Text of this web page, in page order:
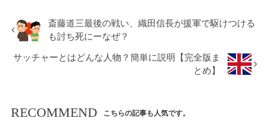
斎藤道三最後の戦い、織田信長が援軍で駆けつける
も討ち死にーなぜ？
サッチャーとはどんな人物？簡単に説明【完全版ま
とめ】
RECOMMEND こちらの記事も人気です。